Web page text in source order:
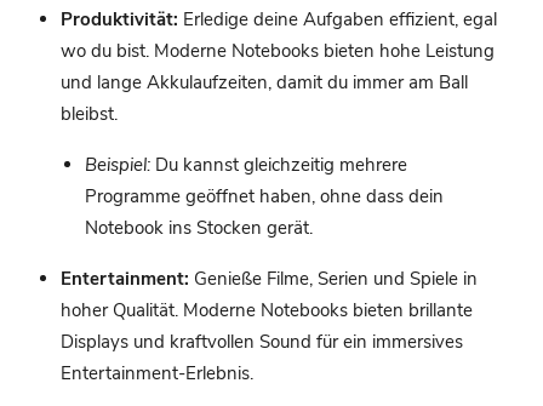
Produktivität: Erledige deine Aufgaben effizient, egal
wo du bist. Moderne Notebooks bieten hohe Leistung
und lange Akkulaufzeiten, damit du immer am Ball
bleibst.
Beispiel: Du kannst gleichzeitig mehrere
Programme geöffnet haben, ohne dass dein
Notebook ins Stocken gerät.
Entertainment: Genieße Filme, Serien und Spiele in
hoher Qualität. Moderne Notebooks bieten brillante
Displays und kraftvollen Sound für ein immersives
Entertainment-Erlebnis.